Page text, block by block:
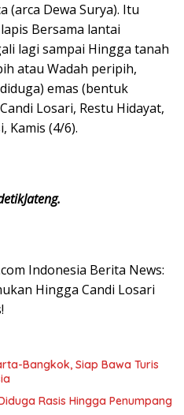
(arca Dewa Surya). Itu
Bersama lantai
lagi sampai Hingga tanah
atau Wadah peripih,
emas (bentuk
Losari, Restu Hidayat,
Kamis (4/6).
Indonesia Berita News:
Hingga Candi Losari
Bangkok, Siap Bawa Turis
Rasis Hingga Penumpang